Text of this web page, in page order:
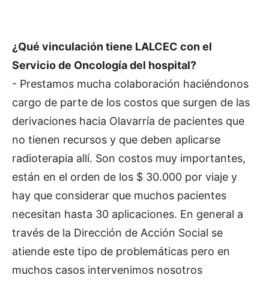
¿Qué vinculación tiene LALCEC con el
Servicio de Oncología del hospital?
- Prestamos mucha colaboración haciéndonos
cargo de parte de los costos que surgen de las
derivaciones hacia Olavarría de pacientes que
no tienen recursos y que deben aplicarse
radioterapia allí. Son costos muy importantes,
están en el orden de los $ 30.000 por viaje y
hay que considerar que muchos pacientes
necesitan hasta 30 aplicaciones. En general a
través de la Dirección de Acción Social se
atiende este tipo de problemáticas pero en
muchos casos intervenimos nosotros